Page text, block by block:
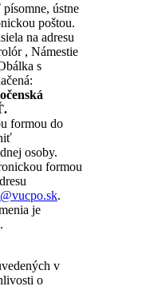
ústne
poštou.
na adresu
, Námestie
s
formou do
osoby.
formou
.
je
v
o